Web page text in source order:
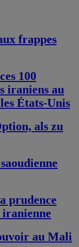
frappes
100
iraniens au
États-Unis
als zu
prudence
iranienne
au Mali